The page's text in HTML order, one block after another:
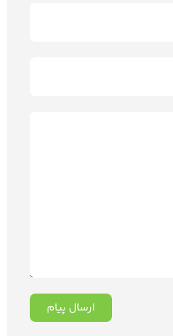
ارسال پیام